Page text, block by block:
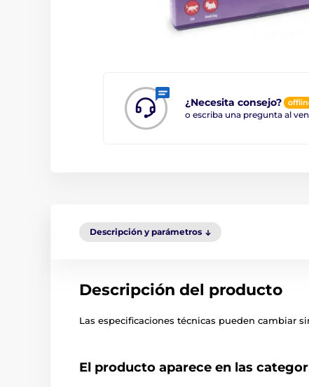
¿Necesita consejo?
o escriba una pregunta al
Descripción y parámetros
Descripción del producto
Las especificaciones técnicas pueden cambiar
El producto aparece en las